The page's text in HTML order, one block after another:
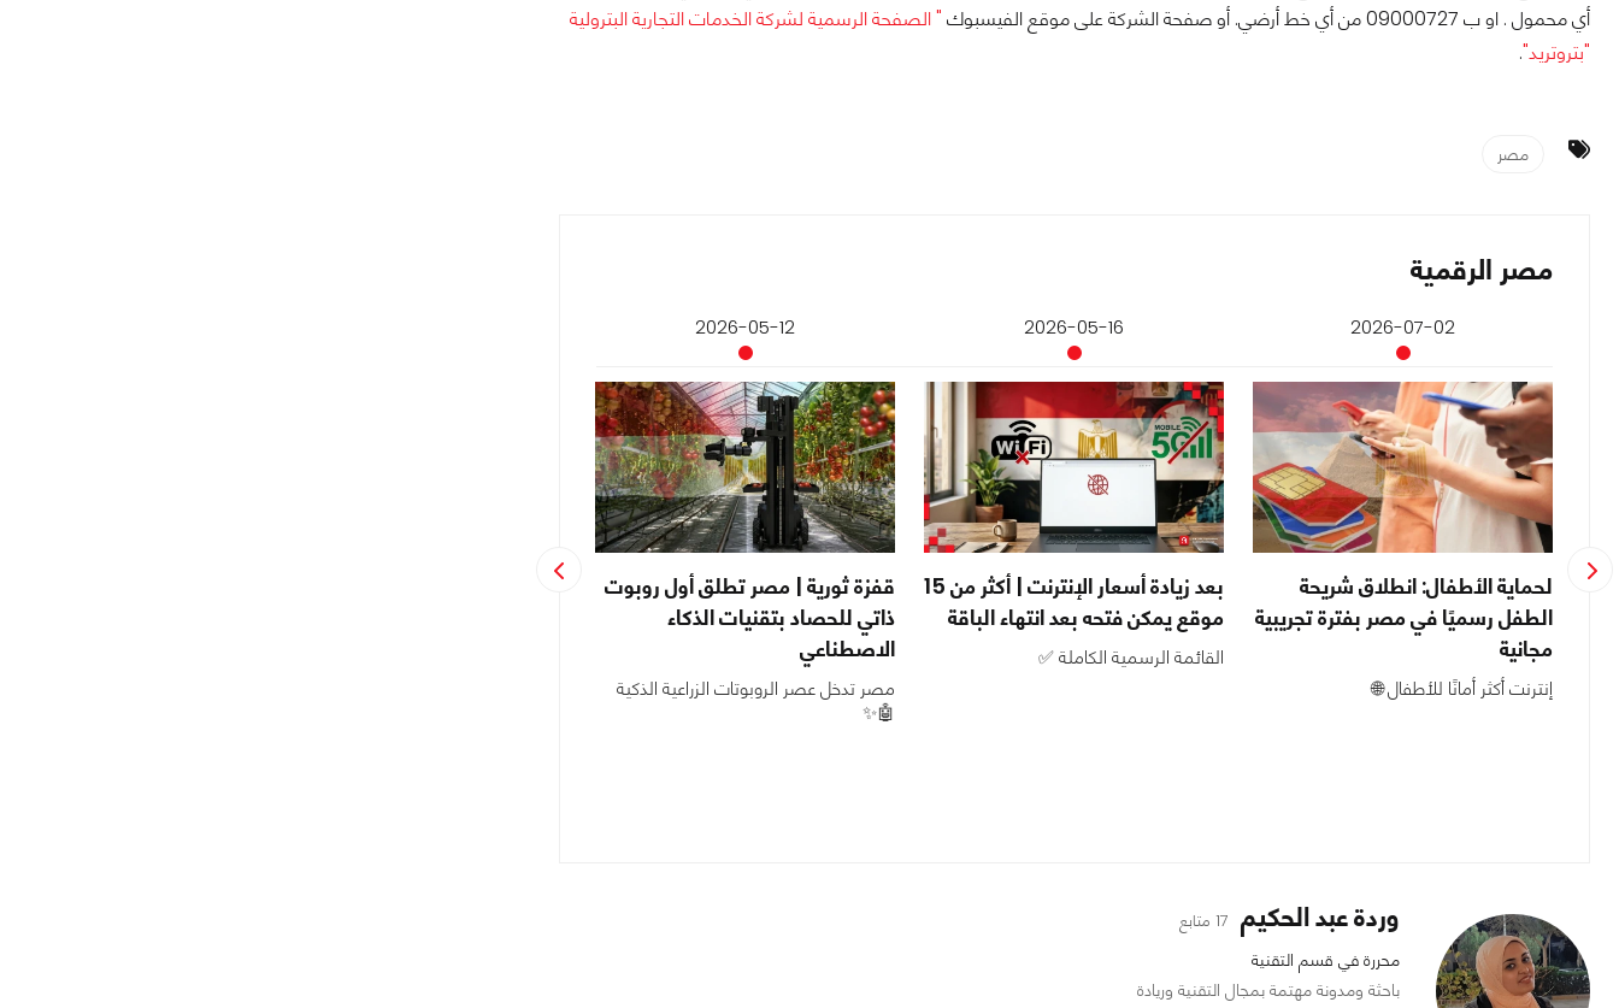
أي محمول . او ب 09000727 من أي خط أرضي. أو صفحة الشركة على موقع الفيسبوك
" الصفحة الرسمية لشركة الخدمات التجارية البترولية
"بتروتريد".
مصر
مصر الرقمية
2026-07-02
لحماية الأطفال: انطلاق شريحة
الطفل رسميًا في مصر بفترة تجريبية
مجانية
إنترنت أكثر أمانًا للأطفال 🌐
2026-05-16
بعد زيادة أسعار الإنترنت | أكثر من 15
موقع يمكن فتحه بعد انتهاء الباقة
القائمة الرسمية الكاملة ✅
2026-05-12
قفزة ثورية | مصر تطلق أول روبوت
ذاتي للحصاد بتقنيات الذكاء
الاصطناعي
مصر تدخل عصر الروبوتات الزراعية الذكية
🤖✨
شواحن مصرية الصنع تحصل على
وردة عبد الحكيم 17 متابع
محررة في قسم التقنية
باحثة ومدونة مهتمة بمجال التقنية وريادة